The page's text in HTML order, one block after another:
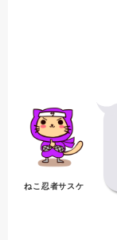
ねこ忍者サスケ